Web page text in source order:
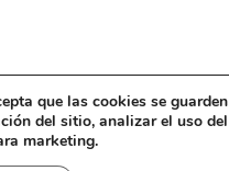
que las cookies se
del sitio, analizar el uso
marketing.